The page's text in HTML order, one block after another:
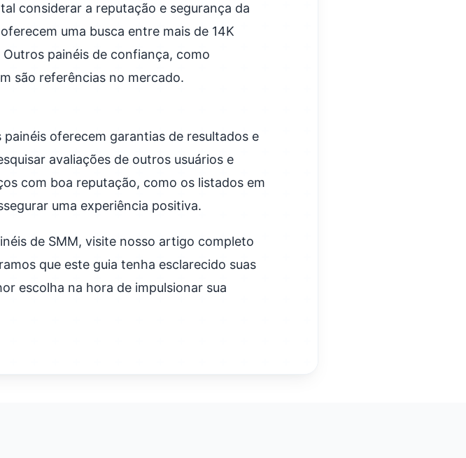
considerar a reputação e segurança da
uma busca entre mais de 14K
painéis de confiança, como
são referências no mercado.
oferecem garantias de resultados e
avaliações de outros usuários e
com boa reputação, como os listados em
uma experiência positiva.
de SMM, visite nosso artigo completo
que este guia tenha esclarecido suas
escolha na hora de impulsionar sua